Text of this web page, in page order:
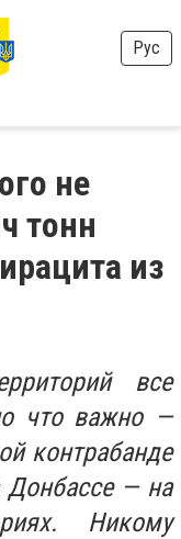
Рус
не
тонн
из
все
что важно —
контрабанде
Донбассе — на
Никому